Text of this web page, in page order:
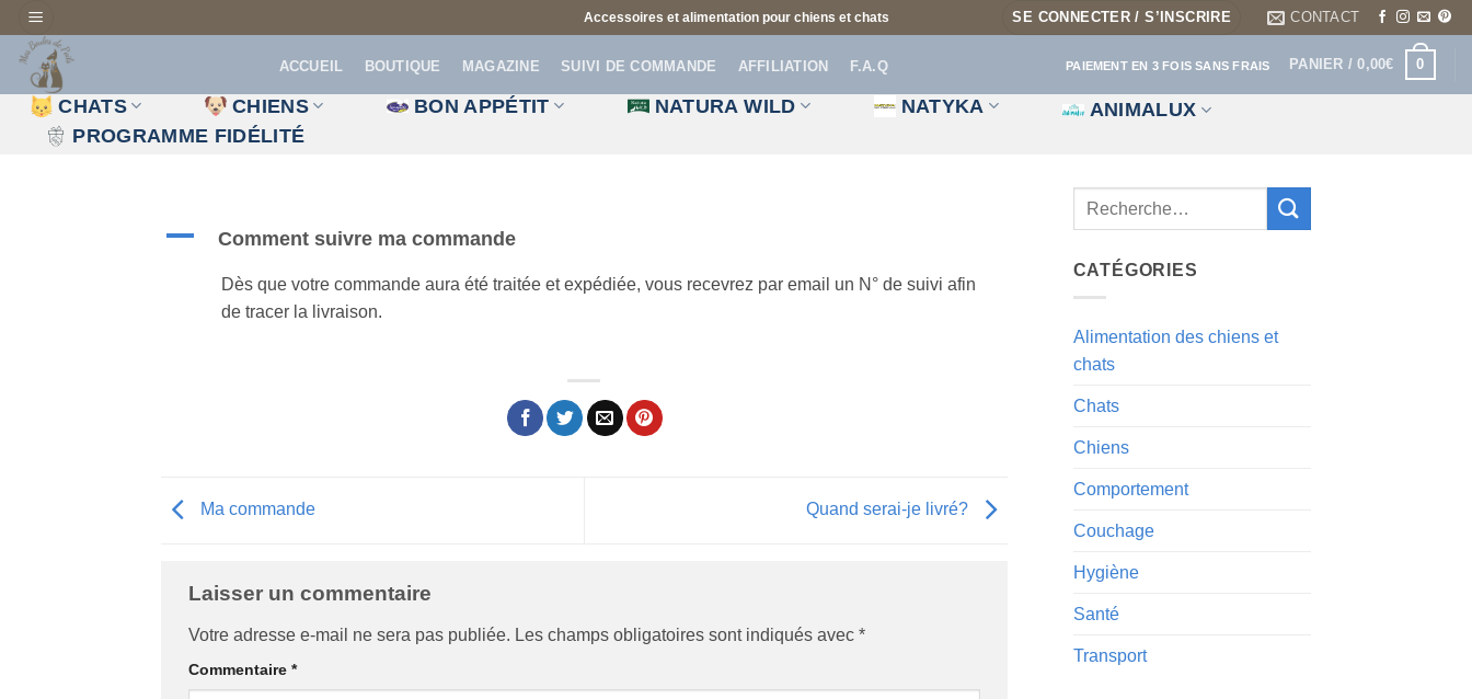
Passer
au
contenu
Accessoires et alimentation pour chiens et chats SE CONNECTER / S’INSCRIRE CONTACT
ACCUEIL BOUTIQUE MAGAZINE SUIVI DE COMMANDE AFFILIATION F.A.Q PAIEMENT EN 3 FOIS SANS FRAIS PANIER /0,00€ 0
CHATS CHIENS BON APPÉTIT NATURA WILD NATYKA
ANIMALUX
PROGRAMME FIDÉLITÉ
A Comment suivre ma commande
Dès que votre commande aura été traitée et expédiée, vous recevrez par email un N° de suivi afin
de tracer la livraison.
Ma commande Quand serai-je livré?
Laisser un commentaire
Votre adresse e-mail ne sera pas publiée. Les champs obligatoires sont indiqués avec *
Commentaire *
Alternative:
CATÉGORIES
Alimentation des chiens et
chats
Chats
Chiens
Comportement
Couchage
Hygiène
Santé
Transport